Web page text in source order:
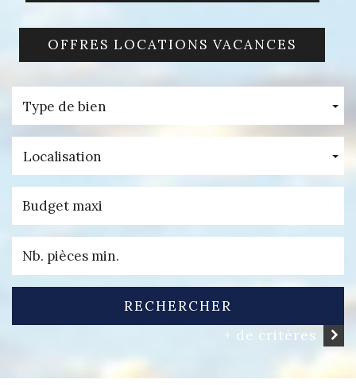
OFFRES LOCATIONS VACANCES
Type de bien
Localisation
RECHERCHER
+ de critères